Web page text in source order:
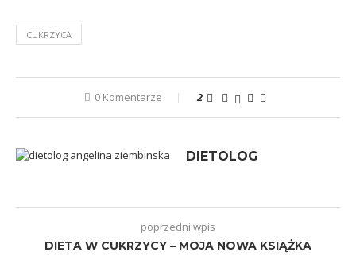
CUKRZYCA
0 Komentarze 2
DIETOLOG
poprzedni wpis
DIETA W CUKRZYCY – MOJA NOWA KSIĄŻKA